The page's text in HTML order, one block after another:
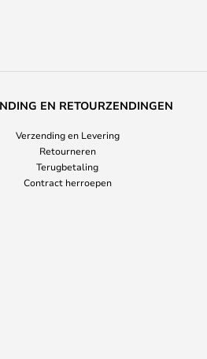
EN RETOURZENDINGEN
Verzending en Levering
Retourneren
Terugbetaling
Contract herroepen